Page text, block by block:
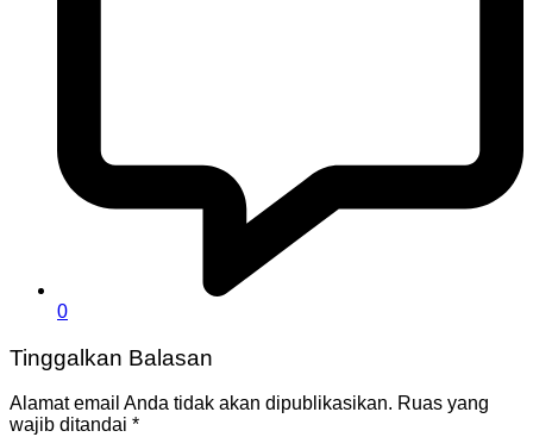
0
Tinggalkan Balasan
Alamat email Anda tidak akan dipublikasikan. Ruas yang
wajib ditandai *